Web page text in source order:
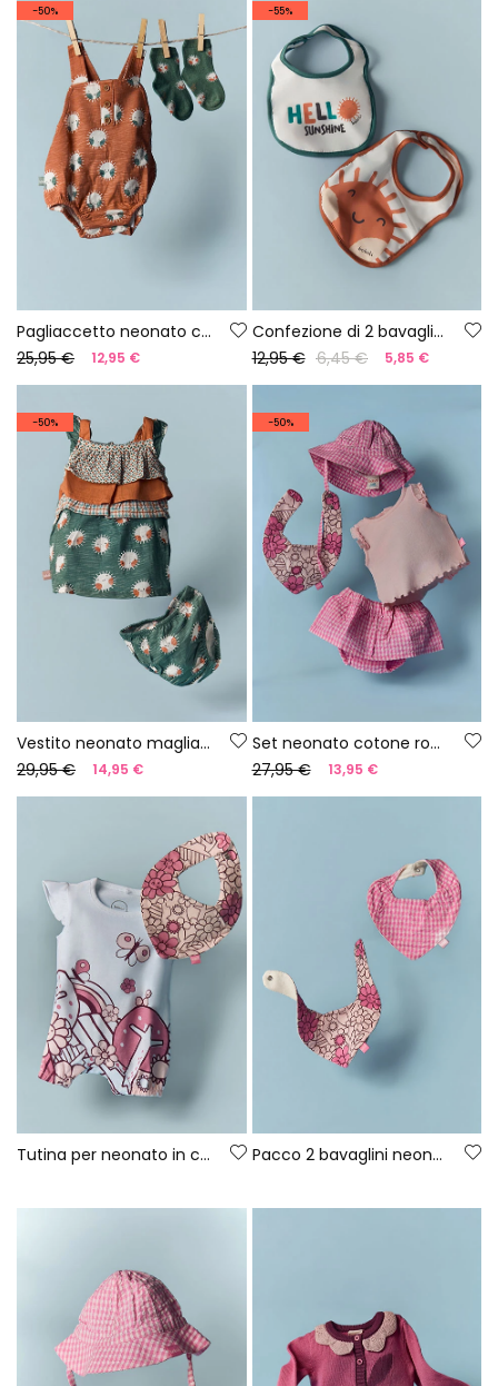
-50%
Pagliaccetto neonato cotone stampato
25,95 €
12,95 €
-55%
Confezione di 2 bavaglini neonato in cotone bianco
12,95 € 6,45 € 5,85 €
-50%
Vestito neonato maglia stampata
29,95 €
14,95 €
-50%
Set neonato cotone rosa
27,95 €
13,95 €
Tutina per neonato in cotone bianco Pacco 2 bavaglini neonato in cotone stampato